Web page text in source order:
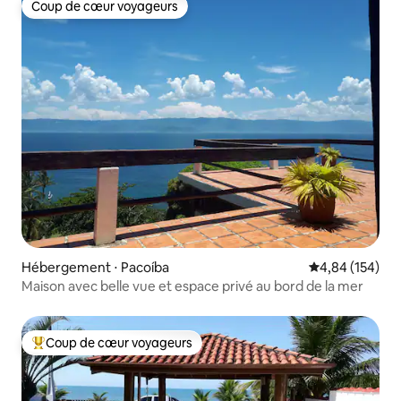
Coup de cœur voyageurs
Coup de cœur voyageurs
Hébergement ⋅ Pacoíba Évaluation
4,84 (154)
Maison avec belle vue et espace privé au bord de la mer
Coups de cœur voyageurs les plus appréciés
Coup de cœur voyageurs